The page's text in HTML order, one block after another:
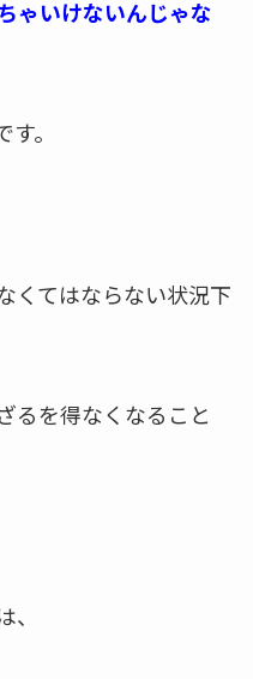
ゃいけないんじゃな
。
くてはならない状況下
るを得なくなること